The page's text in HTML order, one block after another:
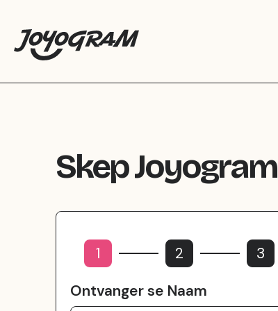
Skep Joyogram
1 2 3
Ontvanger se Naam